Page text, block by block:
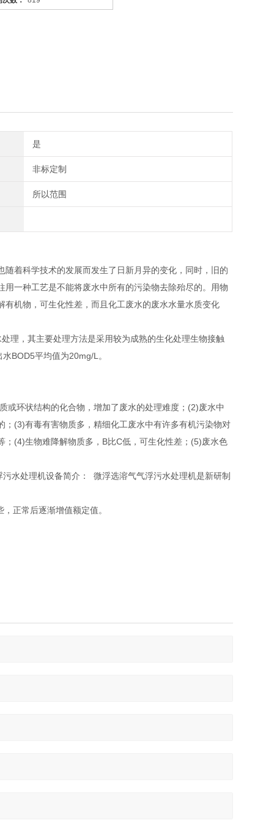
是
非标定制
所以范围
着科学技术的发展而发生了日新月异的变化，同时，旧的
一种工艺是不能将废水中所有的污染物去除殆尽的。用物
机物，可生化性差，而且化工废水的废水水量水质变化
理，其主要处理方法是采用较为成熟的生化处理生物接触
BOD5平均值为20mg/L。
或环状结构的化合物，增加了废水的处理难度；(2)废水中
(3)有毒有害物质多，精细化工废水中有许多有机污染物对
(4)生物难降解物质多，B比C低，可生化性差；(5)废水色
水处理机设备简介： 微浮选溶气气浮污水处理机是新研制
正常后逐渐增值额定值。